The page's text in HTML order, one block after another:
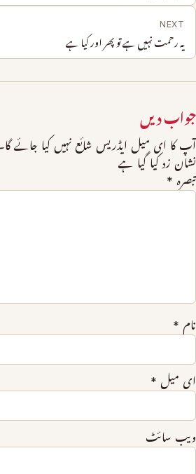
NEXT
یہ رحمت نہیں ہے تو پھر اور کیا ہے
جواب دیں
آپ کا ای میل ایڈریس شائع نہیں کیا جائے
نشان زد کیا گیا ہے
تبصرہ *
نام *
ای میل *
ویب‌ سائٹ